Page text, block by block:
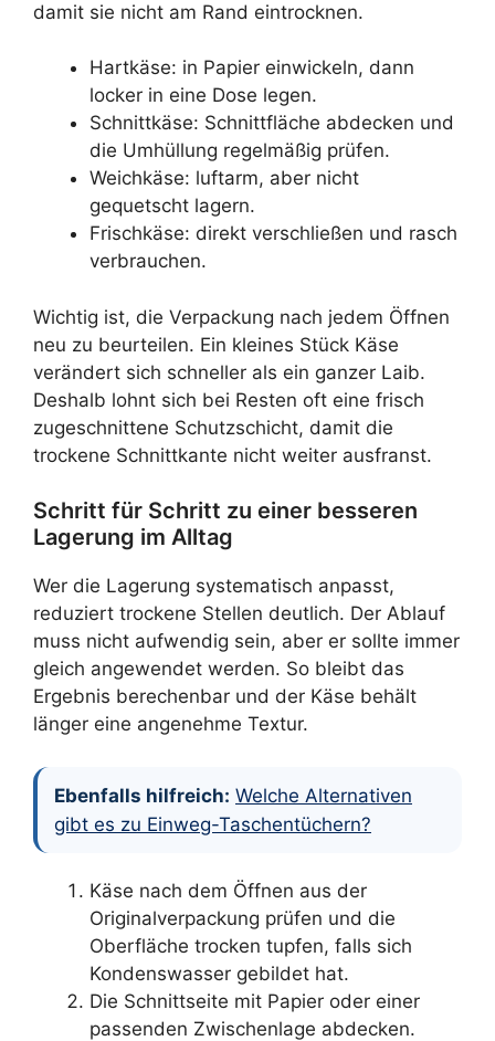
damit sie nicht am Rand eintrocknen.
Hartkäse: in Papier einwickeln, dann
locker in eine Dose legen.
Schnittkäse: Schnittfläche abdecken und
die Umhüllung regelmäßig prüfen.
Weichkäse: luftarm, aber nicht
gequetscht lagern.
Frischkäse: direkt verschließen und rasch
verbrauchen.
Wichtig ist, die Verpackung nach jedem Öffnen
neu zu beurteilen. Ein kleines Stück Käse
verändert sich schneller als ein ganzer Laib.
Deshalb lohnt sich bei Resten oft eine frisch
zugeschnittene Schutzschicht, damit die
trockene Schnittkante nicht weiter ausfranst.
Schritt für Schritt zu einer besseren
Lagerung im Alltag
Wer die Lagerung systematisch anpasst,
reduziert trockene Stellen deutlich. Der Ablauf
muss nicht aufwendig sein, aber er sollte immer
gleich angewendet werden. So bleibt das
Ergebnis berechenbar und der Käse behält
länger eine angenehme Textur.
Ebenfalls hilfreich: Welche Alternativen
gibt es zu Einweg-Taschentüchern?
Käse nach dem Öffnen aus der
Originalverpackung prüfen und die
Oberfläche trocken tupfen, falls sich
Kondenswasser gebildet hat.
Die Schnittseite mit Papier oder einer
passenden Zwischenlage abdecken.